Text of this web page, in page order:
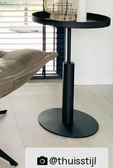
@thuisstijl